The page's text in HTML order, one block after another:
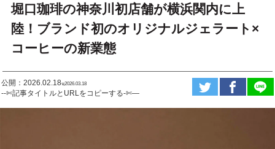
堀口珈琲の神奈川初店舗が横浜関内に上
陸！ブランド初のオリジナルジェラート×
コーヒーの新業態
公開：2026.02.18ಇ2026.03.18
--✄記事タイトルとURLをコピーする-✄—